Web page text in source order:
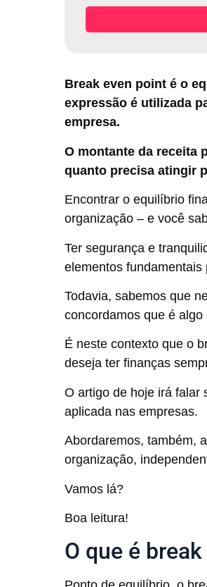
Break even point é o
expressão é utilizada
empresa.
O montante da receita
quanto precisa atingir
Encontrar o equilíbrio
organização – e você
Ter segurança e
elementos
Todavia, sabemos que
concordamos que é
É neste contexto que o
deseja ter finanças
O artigo de hoje irá falar
aplicada nas empresas.
Abordaremos, também,
organização,
Vamos lá?
Boa leitura!
O que é